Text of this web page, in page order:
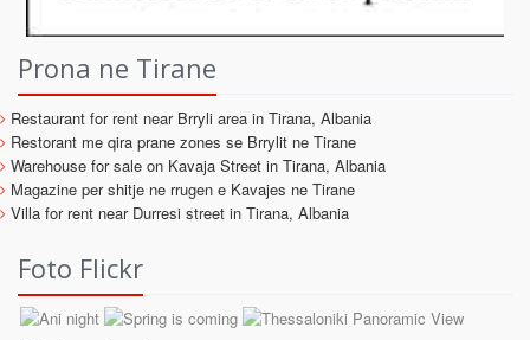
Prona ne Tirane
Restaurant for rent near Brryli area in Tirana, Albania
Restorant me qira prane zones se Brrylit ne Tirane
Warehouse for sale on Kavaja Street in Tirana, Albania
Magazine per shitje ne rrugen e Kavajes ne Tirane
Villa for rent near Durresi street in Tirana, Albania
Foto Flickr